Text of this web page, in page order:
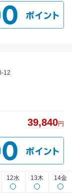
12
39,840円
12水 13木 14金